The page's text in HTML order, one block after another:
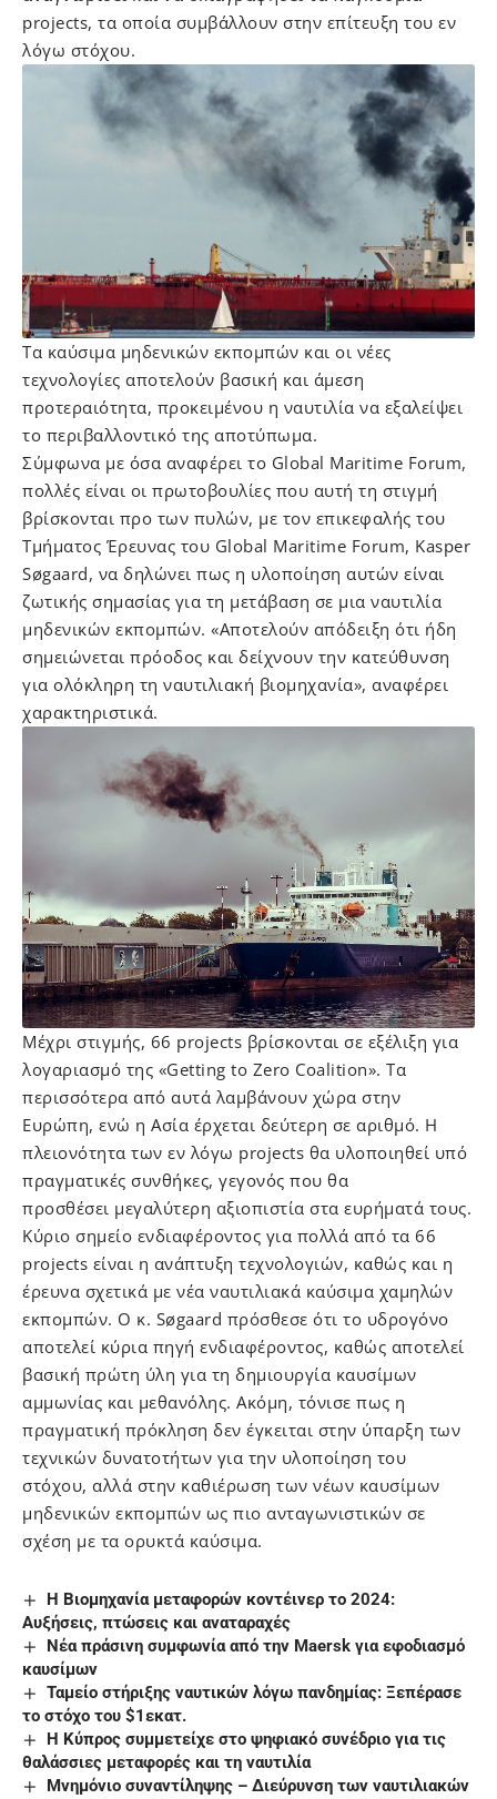
projects, τα οποία συμβάλλουν στην επίτευξη του εν
λόγω στόχου.
Tα καύσιμα μηδενικών εκπομπών και οι νέες
τεχνολογίες αποτελούν βασική και άμεση
προτεραιότητα, προκειμένου η ναυτιλία να εξαλείψει
το περιβαλλοντικό της αποτύπωμα.
Σύμφωνα με όσα αναφέρει το Global Maritime Forum,
πολλές είναι οι πρωτοβουλίες που αυτή τη στιγμή
βρίσκονται προ των πυλών, με τον επικεφαλής του
Τμήματος Έρευνας του Global Maritime Forum, Kasper
Søgaard, να δηλώνει πως η υλοποίηση αυτών είναι
ζωτικής σημασίας για τη μετάβαση σε μια ναυτιλία
μηδενικών εκπομπών. «Αποτελούν απόδειξη ότι ήδη
σημειώνεται πρόοδος και δείχνουν την κατεύθυνση
για ολόκληρη τη ναυτιλιακή βιομηχανία», αναφέρει
χαρακτηριστικά.
Μέχρι στιγμής, 66 projects βρίσκονται σε εξέλιξη για
λογαριασμό της «Getting to Zero Coalition». Τα
περισσότερα από αυτά λαμβάνουν χώρα στην
Ευρώπη, ενώ η Ασία έρχεται δεύτερη σε αριθμό. Η
πλειονότητα των εν λόγω projects θα υλοποιηθεί υπό
πραγματικές συνθήκες, γεγονός που θα
προσθέσει μεγαλύτερη αξιοπιστία στα ευρήματά τους.
Κύριο σημείο ενδιαφέροντος για πολλά από τα 66
projects είναι η ανάπτυξη τεχνολογιών, καθώς και η
έρευνα σχετικά με νέα ναυτιλιακά καύσιμα χαμηλών
εκπομπών. Ο κ. Søgaard πρόσθεσε ότι το υδρογόνο
αποτελεί κύρια πηγή ενδιαφέροντος, καθώς αποτελεί
βασική πρώτη ύλη για τη δημιουργία καυσίμων
αμμωνίας και μεθανόλης. Ακόμη, τόνισε πως η
πραγματική πρόκληση δεν έγκειται στην ύπαρξη των
τεχνικών δυνατοτήτων για την υλοποίηση του
στόχου, αλλά στην καθιέρωση των νέων καυσίμων
μηδενικών εκπομπών ως πιο ανταγωνιστικών σε
σχέση με τα ορυκτά καύσιμα.
Η Βιομηχανία μεταφορών κοντέινερ το 2024:
Αυξήσεις, πτώσεις και αναταραχές
Νέα πράσινη συμφωνία από την Maersk για εφοδιασμό
καυσίμων
Ταμείο στήριξης ναυτικών λόγω πανδημίας: Ξεπέρασε
το στόχο του $1εκατ.
Η Κύπρος συμμετείχε στο ψηφιακό συνέδριο για τις
θαλάσσιες μεταφορές και τη ναυτιλία
Mνημόνιο συναντίληψης – Διεύρυνση των ναυτιλιακών